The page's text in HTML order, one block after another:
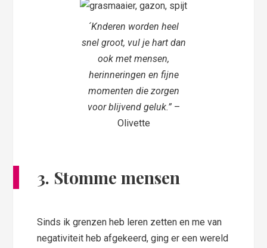
´Knderen worden heel
snel groot, vul je hart dan
ook met mensen,
herinneringen en fijne
momenten die zorgen
voor blijvend geluk.”–
Olivette
3. Stomme mensen
Sinds ik grenzen heb leren zetten en me van
negativiteit heb afgekeerd, ging er een wereld